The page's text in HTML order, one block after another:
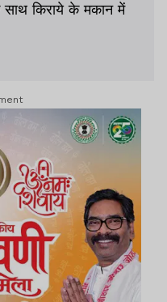
साथ किराये के मकान में